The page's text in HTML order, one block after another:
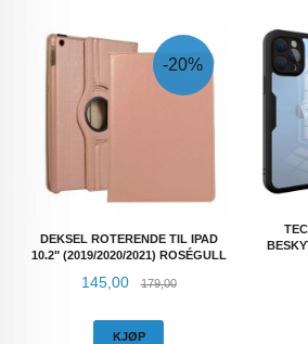
DEKSEL ROTERENDE TIL IPAD
10.2" (2019/2020/2021) ROSÉGULL
Tilbud
145,00 179,00Rabatt
-20%
KJØP